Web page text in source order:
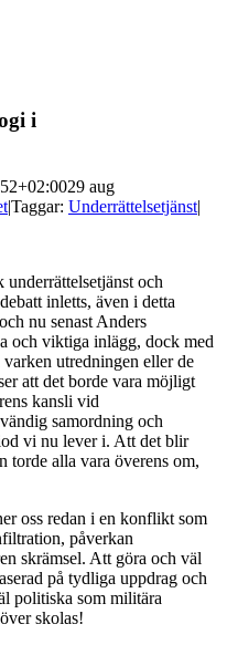
i
29 aug
|Taggar: Underrättelsetjänst|
och
inletts, även i detta
nu senast Anders
och viktiga inlägg, dock med
utredningen eller de
att det borde vara möjligt
kansli vid
samordning och
vi nu lever i. Att det blir
torde alla vara överens om,
oss redan i en konflikt som
påverkan
skrämsel. Att göra och väl
på tydliga uppdrag och
politiska som militära
skolas!